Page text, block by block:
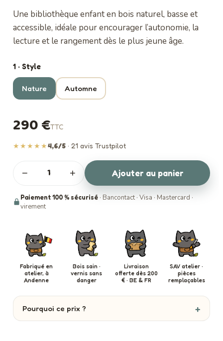
Une bibliothèque enfant en bois naturel, basse et
accessible, idéale pour encourager l’autonomie, la
lecture et le rangement dès le plus jeune âge.
1 · Style
Nature Automne
290 €TTC
★★★★★4,6/5 · 21 avis Trustpilot
− + Ajouter au panier
Paiement 100 % sécurisé · Bancontact · Visa · Mastercard ·
virement
Fabriqué en
atelier, à
Andenne
Bois sain ·
vernis sans
danger
Livraison
offerte dès 200
€ · BE & FR
SAV atelier ·
pièces
remplaçables
Pourquoi ce prix ?